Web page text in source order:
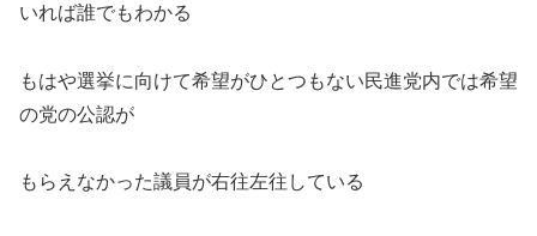
いれば誰でもわかる
もはや選挙に向けて希望がひとつもない民進党内では希望
の党の公認が
もらえなかった議員が右往左往している